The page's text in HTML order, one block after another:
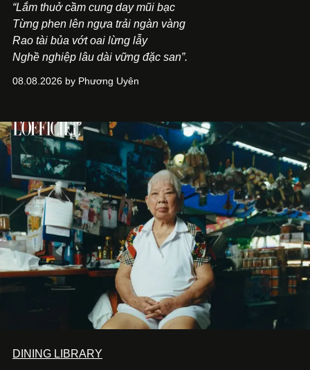
“Lắm thuở cầm cung day mũi bạc
Từng phen lên ngựa trải ngàn vàng
Rao tài bủa vớt oai lừng lẫy
Nghề nghiệp lâu dài vững đặc san”.
08.08.2026 by Phương Uyên
DINING LIBRARY